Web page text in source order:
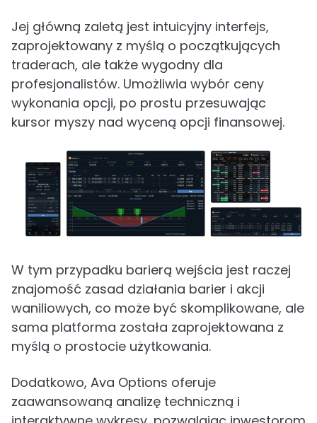
Jej główną zaletą jest intuicyjny interfejs,
zaprojektowany z myślą o początkujących
traderach, ale także wygodny dla
profesjonalistów. Umożliwia wybór ceny
wykonania opcji, po prostu przesuwając
kursor myszy nad wyceną opcji finansowej.
W tym przypadku barierą wejścia jest raczej
znajomość zasad działania barier i akcji
waniliowych, co może być skomplikowane, ale
sama platforma została zaprojektowana z
myślą o prostocie użytkowania.
Dodatkowo, Ava Options oferuje
zaawansowaną analizę techniczną i